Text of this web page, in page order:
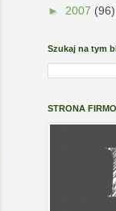
► 2007 (96)
Szukaj na tym
STRONA